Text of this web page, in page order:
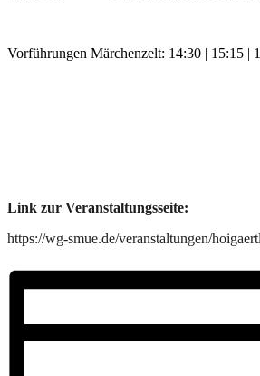
Vorführungen Märchenzelt: 14:30 | 15:15 |
Link zur Veranstaltungsseite:
https://wg-smue.de/veranstaltungen/